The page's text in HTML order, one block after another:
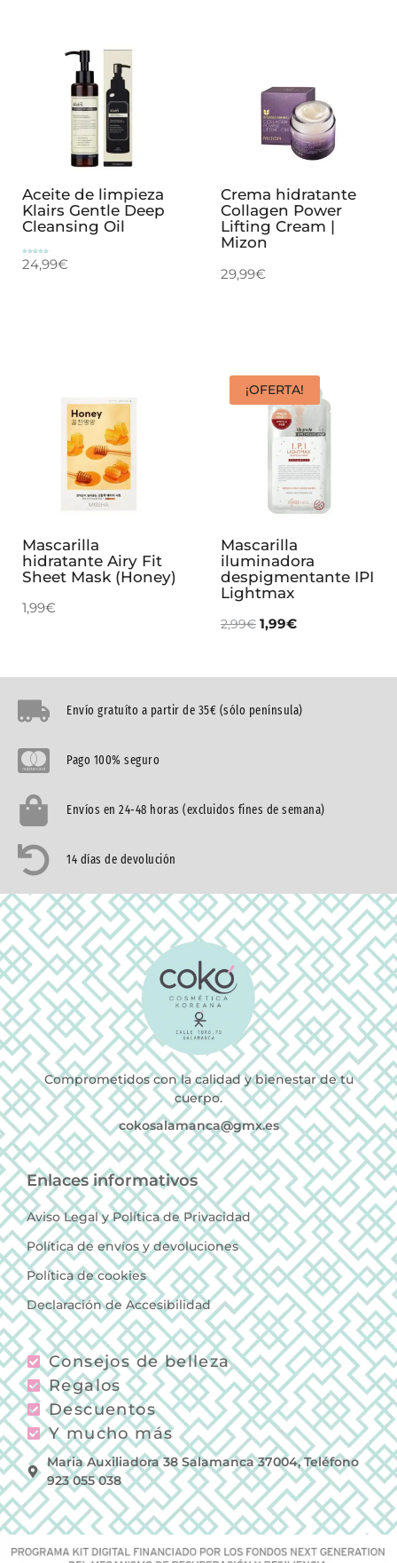
Aceite de limpieza
Klairs Gentle Deep
Cleansing Oil
con
5.00
24,99€
Crema hidratante
Collagen Power
Lifting Cream |
Mizon
29,99€
Mascarilla
hidratante Airy Fit
Sheet Mask (Honey)
1,99€
¡OFERTA!
Mascarilla
iluminadora
despigmentante IPI
Lightmax
2,99€ 1,99€
Envío gratuíto a partir de 35€ (sólo península)
Pago 100% seguro
Envíos en 24-48 horas (excluidos fines de semana)
14 días de devolución
Comprometidos con la calidad y bienestar de tu
cuerpo.
cokosalamanca@gmx.es
Enlaces informativos
Aviso Legal y Política de Privacidad
Política de envíos y devoluciones
Política de cookies
Declaración de Accesibilidad
Consejos de belleza
Regalos
Descuentos
Y mucho más
Maria Auxiliadora 38 Salamanca 37004, Teléfono
923 055 038